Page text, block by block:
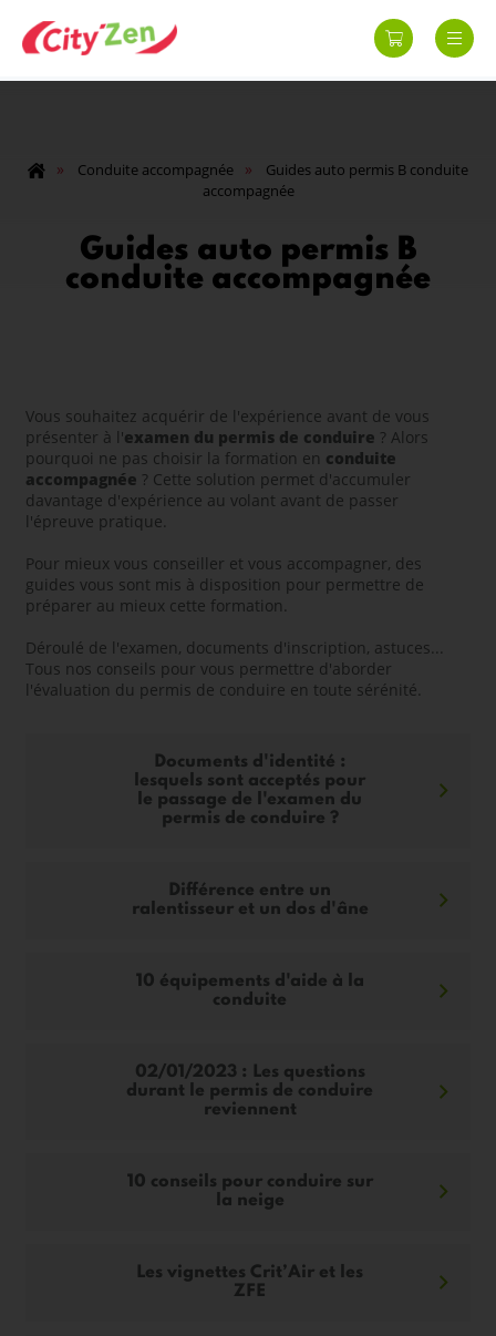
» Conduite accompagnée »
Guides auto permis B conduite
accompagnée
Guides auto permis B
conduite accompagnée
Vous souhaitez acquérir de l'expérience avant de vous
présenter à l'examen du permis de conduire ? Alors
pourquoi ne pas choisir la formation en conduite
accompagnée ? Cette solution permet d'accumuler
davantage d'expérience au volant avant de passer
l'épreuve pratique.
Pour mieux vous conseiller et vous accompagner, des
guides vous sont mis à disposition pour permettre de
préparer au mieux cette formation.
Déroulé de l'examen, documents d'inscription, astuces...
Tous nos conseils pour vous permettre d'aborder
l'évaluation du permis de conduire en toute sérénité.
Documents d'identité :
lesquels sont acceptés pour
le passage de l'examen du
permis de conduire ?
Différence entre un
ralentisseur et un dos d'âne
10 équipements d'aide à la
conduite
02/01/2023 : Les questions
durant le permis de conduire
reviennent
10 conseils pour conduire sur
la neige
Les vignettes Crit’Air et les
ZFE